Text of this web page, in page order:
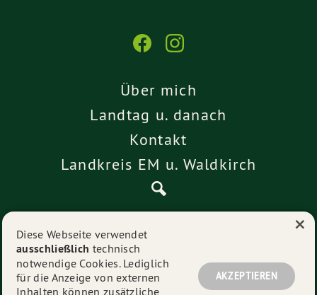
Über mich
Landtag u. danach
Kontakt
Landkreis EM u. Waldkirch
Impressum
Datenschutz
Diese Webseite verwendet
ausschließlich technisch
notwendige Cookies. Lediglich
für die Anzeige von externen
Inhalten können zusätzliche
AKZEPTIEREN
×